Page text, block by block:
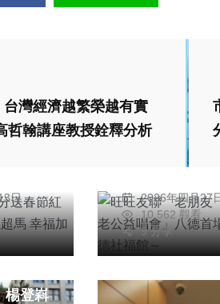
灣經濟越繁榮越有實
哲翰講座教授銓釋分析
惠分送
同仁
日
綜合新聞
旺旺友聯 老
「孝親敬老公
會」八德首場
2026年四月27
10,562 觀看
9 分享
楊登嵙